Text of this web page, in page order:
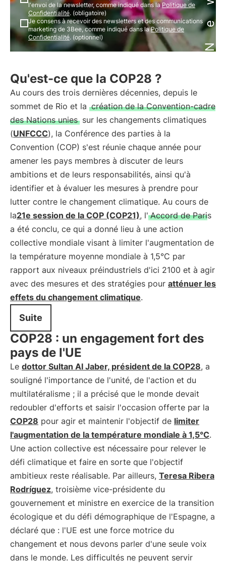
l'envoi de la newsletter, comme indiqué dans laPolitique de
Confidentialité. (obligatoire)
Je consens à recevoir des newsletters et des communications
marketing de 3Bee, comme indiqué dans laPolitique de
Confidentialité. (optionnel)
Qu'est-ce que la COP28 ?
Au cours des trois dernières décennies, depuis le
sommet de Rio et la création de la Convention-cadre
des Nations unies sur les changements climatiques
(UNFCCC), la Conférence des parties à la
Convention (COP) s'est réunie chaque année pour
amener les pays membres à discuter de leurs
ambitions et de leurs responsabilités, ainsi qu'à
identifier et à évaluer les mesures à prendre pour
lutter contre le changement climatique. Au cours de
la21e session de la COP (COP21), l' Accord de Paris
a été conclu, ce qui a donné lieu à une action
collective mondiale visant à limiter l'augmentation de
la température moyenne mondiale à 1,5°C par
rapport aux niveaux préindustriels d'ici 2100 et à agir
avec des mesures et des stratégies pour atténuer les
effets du changement climatique.
Suite
COP28 : un engagement fort des
pays de l'UE
Le dottor Sultan Al Jaber, président de la COP28, a
souligné l'importance de l'unité, de l'action et du
multilatéralisme ; il a précisé que le monde devait
redoubler d'efforts et saisir l'occasion offerte par la
COP28 pour agir et maintenir l'objectif de limiter
l'augmentation de la température mondiale à 1,5°C.
Une action collective est nécessaire pour relever le
défi climatique et faire en sorte que l'objectif
ambitieux reste réalisable. Par ailleurs, Teresa Ribera
Rodríguez, troisième vice-présidente du
gouvernement et ministre en exercice de la transition
écologique et du défi démographique de l'Espagne, a
déclaré que : l'UE est une force motrice du
changement et nous devons parler d'une seule voix
dans le monde. Les difficultés ne peuvent servir